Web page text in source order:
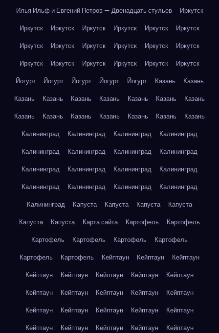
Илья Ильф и Евгений Петров — Двенадцать стульев
Иркутск
Иркутск
Иркутск Иркутск Иркутск Иркутск
Иркутск
Иркутск
Иркутск Иркутск Иркутск Иркутск
Иркутск
Иркутск
Иркутск Иркутск Иркутск Иркутск
Иркутск
Йогурт
Йогурт Йогурт Йогурт Йогурт Казань
Казань
Казань
Казань Казань Казань Казань Казань
Казань
Казань
Казань Казань Казань Казань Казань
Казань
Калининград
Калининград Калининград
Калининград
Калининград
Калининград Калининград
Калининград
Калининград
Калининград Калининград
Калининград
Калининград
Калининград Калининград
Калининград
Калининград
Капуста Капуста Капуста
Капуста
Капуста
Капуста Карта сайта Картофель
Картофель
Картофель
Картофель Картофель
Картофель
Картофель
Картофель Кейптаун Кейптаун
Кейптаун
Кейптаун
Кейптаун Кейптаун Кейптаун
Кейптаун
Кейптаун
Кейптаун Кейптаун Кейптаун
Кейптаун
Кейптаун
Кейптаун Кейптаун Кейптаун
Кейптаун
Кейптаун
Кейптаун Кейптаун Кейптаун
Кейптаун